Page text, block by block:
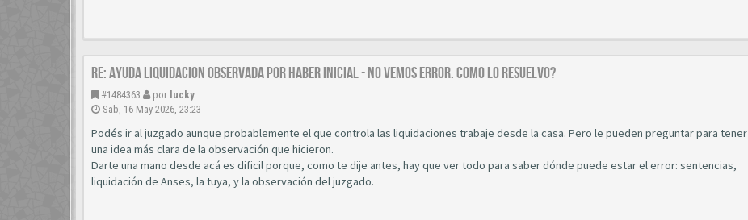
Re: AYUDA LIQUIDACION OBSERVADA POR HABER INICIAL - NO VEMOS ERROR. COMO LO RESUELVO?
#1484363 por lucky
Sab, 16 May 2026, 23:23
Podés ir al juzgado aunque probablemente el que controla las liquidaciones trabaje desde la casa. Pero le pueden preguntar para tener
una idea más clara de la observación que hicieron.
Darte una mano desde acá es dificil porque, como te dije antes, hay que ver todo para saber dónde puede estar el error: sentencias,
liquidación de Anses, la tuya, y la observación del juzgado.